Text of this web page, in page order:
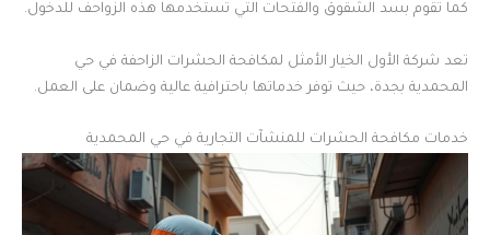
كما تقوم بسد الشقوق والفتحات التي تستخدمها هذه الزواحف للدخول.
تعد شركة الأول الخيار الأمثل لمكافحة الحشرات الزاحفة في حي
المحمدية بجدة، حيث توفر خدماتها باحترافية عالية وضمان على العمل.
خدمات مكافحة الحشرات للمنشآت التجارية في حي المحمدية